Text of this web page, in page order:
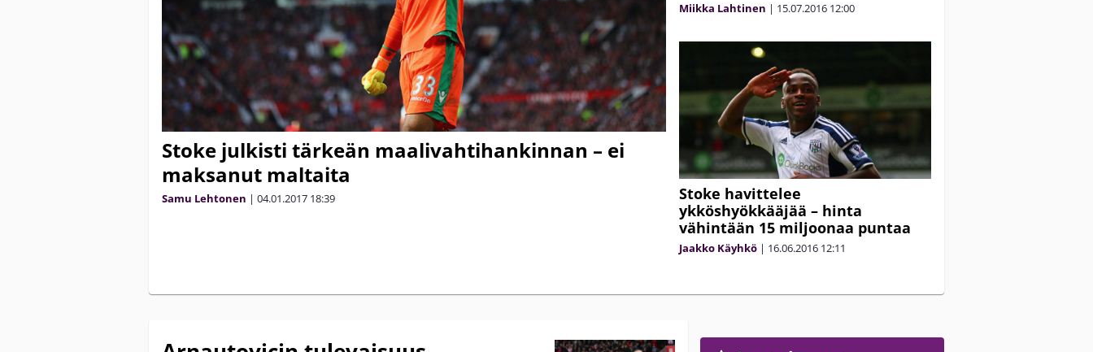
Stoke julkisti tärkeän maalivahtihankinnan – ei
maksanut maltaita
Samu Lehtonen | 04.01.2017 18:39
Miikka Lahtinen | 15.07.2016 12:00
Stoke havittelee
ykköshyökkääjää – hinta
vähintään 15 miljoonaa puntaa
Jaakko Käyhkö | 16.06.2016 12:11